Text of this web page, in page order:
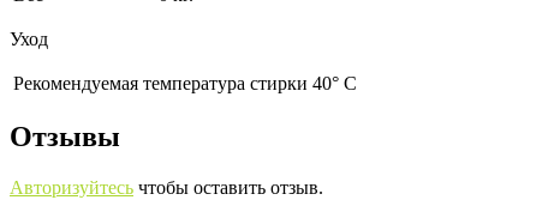
Уход
Рекомендуемая температура стирки 40° С
Отзывы
Авторизуйтесь чтобы оставить отзыв.